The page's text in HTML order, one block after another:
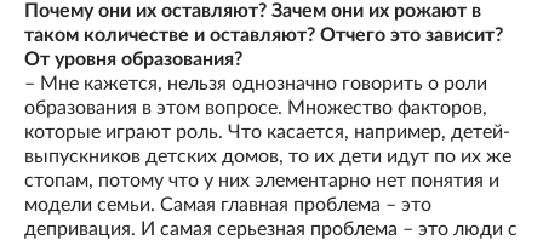
Почему они их оставляют? Зачем они их рожают в
таком количестве и оставляют? Отчего это зависит?
От уровня образования?
– Мне кажется, нельзя однозначно говорить о роли
образования в этом вопросе. Множество факторов,
которые играют роль. Что касается, например, детей-
выпускников детских домов, то их дети идут по их же
стопам, потому что у них элементарно нет понятия и
модели семьи. Самая главная проблема – это
депривация. И самая серьезная проблема – это люди с